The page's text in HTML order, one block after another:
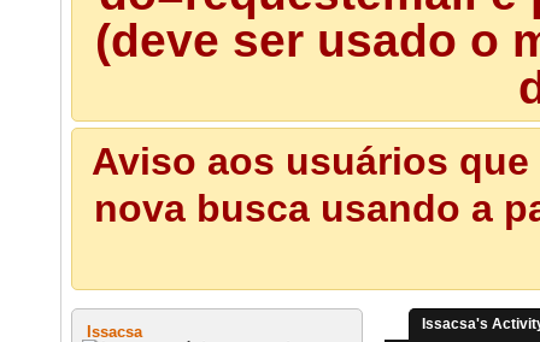
(deve ser usado o
Aviso aos usuários
nova busca usando a
Issacsa Issacsa's